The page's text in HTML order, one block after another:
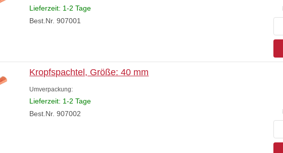
Lieferzeit: 1-2 Tage
Best.Nr. 907001
Kropfspachtel, Größe: 40 mm
Umverpackung:
Lieferzeit: 1-2 Tage
Best.Nr. 907002